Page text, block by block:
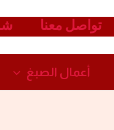
تواصل معنا
أعمال الصبغ​